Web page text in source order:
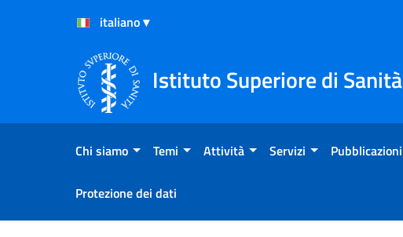
Salta al Contenuto
Salta al Footer
Istituto Superiore di Sanità
Chi siamo Temi Attività Servizi Pubblicazioni
Protezione dei dati